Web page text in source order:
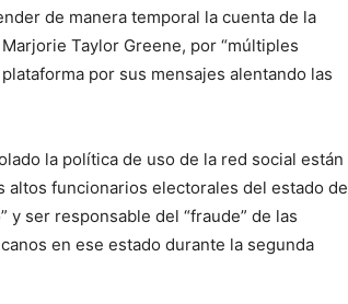
de manera temporal la cuenta de la
Taylor Greene, por “múltiples
por sus mensajes alentando las
la política de uso de la red social están
altos funcionarios electorales del estado de
y ser responsable del “fraude” de las
en ese estado durante la segunda